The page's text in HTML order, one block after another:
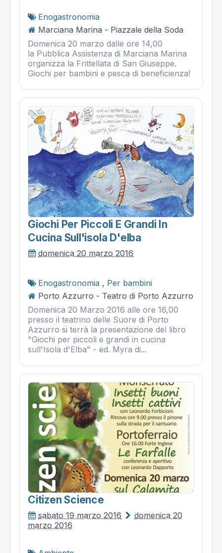
Enogastronomia
Marciana Marina - Piazzale della Soda
Domenica 20 marzo dalle ore 14,00
la Pubblica Assistenza di Marciana Marina
organizza la Frittellata di San Giuseppe.
Giochi per bambini e pesca di beneficienza!
Giochi Per Piccoli E Grandi In
Cucina Sull'isola D'elba
domenica 20 marzo 2016
Enogastronomia , Per bambini
Porto Azzurro - Teatro di Porto Azzurro
Domenica 20 Marzo 2016 alle ore 16,00
presso il teatrino delle Suore di Porto
Azzurro si terrà la presentazione del libro
"Giochi per piccoli e grandi in cucina
sull'Isola d'Elba" - ed. Myra di...
Citizen Science
sabato 19 marzo 2016
domenica 20
marzo 2016